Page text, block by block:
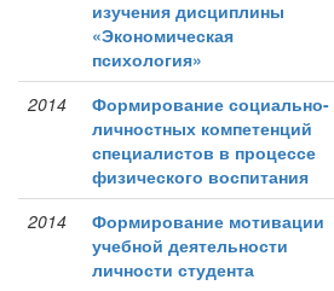
изучения дисциплины
«Экономическая
психология»
2014
Формирование социально-
личностных компетенций
специалистов в процессе
физического воспитания
2014
Формирование мотивации
учебной деятельности
личности студента